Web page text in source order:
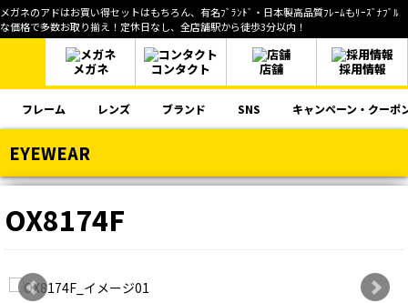
メガネのアドはお買い得セットはもちろん、有名ﾌﾞﾗﾝﾄﾞ・日本製高品質ﾌﾚｰﾑもﾘｰｽﾞﾅﾌﾞﾙ
な価格で多数お取り揃え！定休日なし、全店舗駅から徒歩3分以内！
メガネ コンタクト 店舗 採用情報
フレーム レンズ ブランド SNS キャンペーン・クーポ
EYEWEAR
OX8174F